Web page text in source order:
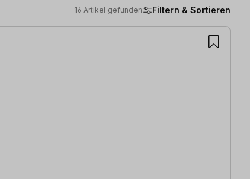
16 Artikel gefunden Filtern & Sortieren